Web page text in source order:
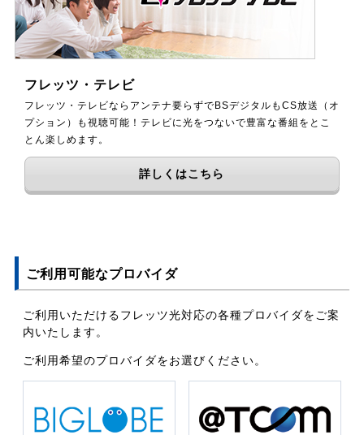
フレッツ・テレビ
フレッツ・テレビならアンテナ要らずでBSデジタルもCS放送（オ
プション）も視聴可能！テレビに光をつないで豊富な番組をとこ
とん楽しめます。
詳しくはこちら
ご利用可能なプロバイダ
ご利用いただけるフレッツ光対応の各種プロバイダをご案
内いたします。
ご利用希望のプロバイダをお選びください。